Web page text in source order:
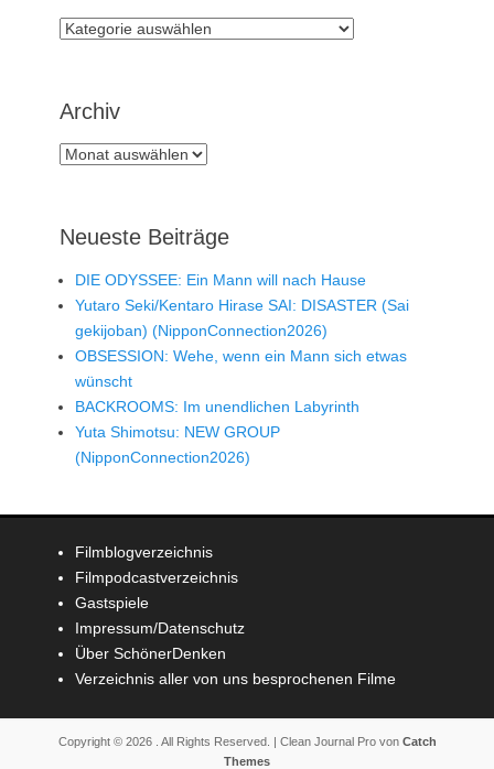
Rubriken
Archiv
Archiv
Neueste Beiträge
DIE ODYSSEE: Ein Mann will nach Hause
Yutaro Seki/Kentaro Hirase SAI: DISASTER (Sai
gekijoban) (NipponConnection2026)
OBSESSION: Wehe, wenn ein Mann sich etwas
wünscht
BACKROOMS: Im unendlichen Labyrinth
Yuta Shimotsu: NEW GROUP
(NipponConnection2026)
Filmblogverzeichnis
Filmpodcastverzeichnis
Gastspiele
Impressum/Datenschutz
Über SchönerDenken
Verzeichnis aller von uns besprochenen Filme
Copyright © 2026 . All Rights Reserved. | Clean Journal Pro von Catch
Themes